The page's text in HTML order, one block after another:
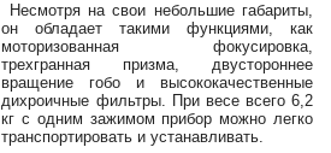
8
0162
25-
38-
Несмотря на свои небольшие габариты,
он обладает такими функциями, как
моторизованная фокусировка,
трехгранная призма, двустороннее
вращение гобо и высококачественные
дихроичные фильтры. При весе всего 6,2
кг с одним зажимом прибор можно легко
транспортировать и устанавливать.